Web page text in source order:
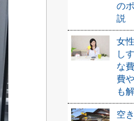
の
説
女
し
な
費
も
空